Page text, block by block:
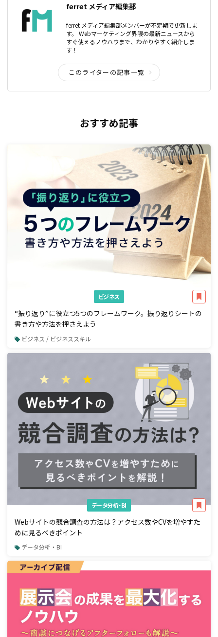
ferret メディア編集部
ferret メディア編集部メンバーが不定期で更新しま
す。 Webマーケティング界隈の最新ニュースから
すぐ使えるノウハウまで、わかりやすく紹介しま
す！
このライターの記事一覧
おすすめ記事
ビジネス
“振り返り”に役立つ5つのフレームワーク。振り返りシートの
書き方や方法を押さえよう
ビジネス / ビジネススキル
データ分析・BI
Webサイトの競合調査の方法は？アクセス数やCVを増やすた
めに見るべきポイント
データ分析・BI